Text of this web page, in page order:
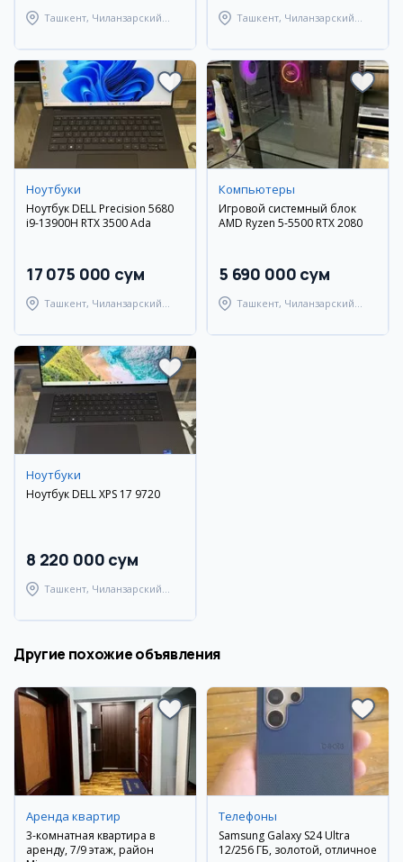
Ташкент, Чиланзарский
Ташкент, Чиланзарский
Ноутбуки
Ноутбук DELL Precision 5680
i9-13900H RTX 3500 Ada
17 075 000 сум
Ташкент, Чиланзарский
Компьютеры
Игровой системный блок
AMD Ryzen 5-5500 RTX 2080
5 690 000 сум
Ташкент, Чиланзарский
Ноутбуки
Ноутбук DELL XPS 17 9720
8 220 000 сум
Ташкент, Чиланзарский
Другие похожие объявления
Аренда квартир
3-комнатная квартира в
аренду, 7/9 этаж, район
Телефоны
Samsung Galaxy S24 Ultra
12/256 ГБ, золотой, отличное